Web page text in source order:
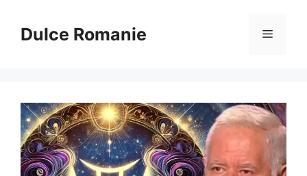
conținutDulce Romanie Meniu